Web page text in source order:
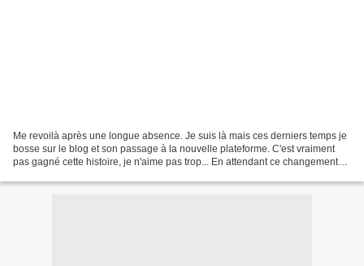
Me revoilà après une longue absence. Je suis là mais ces derniers temps je
bosse sur le blog et son passage à la nouvelle plateforme. C'est vraiment
pas gagné cette histoire, je n'aime pas trop... En attendant ce changement